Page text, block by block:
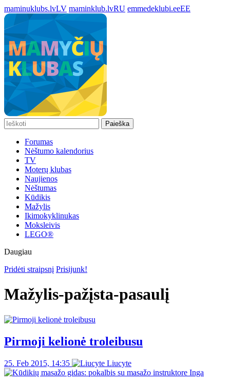
maminuklubs.lvLV maminklub.lvRU emmedeklubi.eeEE
Paieška
Forumas
Nėštumo kalendorius
TV
Moterų klubas
Naujienos
Nėštumas
Kūdikis
Mažylis
Ikimokyklinukas
Moksleivis
LEGO®
Daugiau
Pridėti straipsnį Prisijunk!
Mažylis-pažįsta-pasaulį
Pirmoji kelionė troleibusu
25. Feb 2015, 14:35 Liucyte